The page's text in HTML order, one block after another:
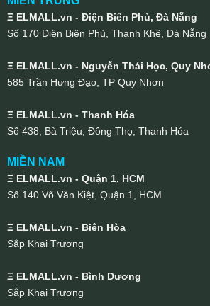
Ξ ELMALL.vn - Điện Biên Phủ, Đà Nẵng
Số 170 Điện Biên Phủ, Thanh Khê, Đà Nẵng
Ξ ELMALL.vn - Nguyễn Thái Học, Quy
585 Trần Hưng Đạo, TP Quy Nhơn
Ξ ELMALL.vn - Thanh Hóa
Số 438, Bà Triệu, Đông Thọ, Thanh Hóa
MIỀN NAM
Ξ ELMALL.vn - Quận 1, HCM
Số 140 Võ Văn Kiệt, Quận 1, HCM
Ξ ELMALL.vn - Biên Hòa
Sắp Khai Trương
Ξ ELMALL.vn - Bình Dương
Sắp Khai Trương